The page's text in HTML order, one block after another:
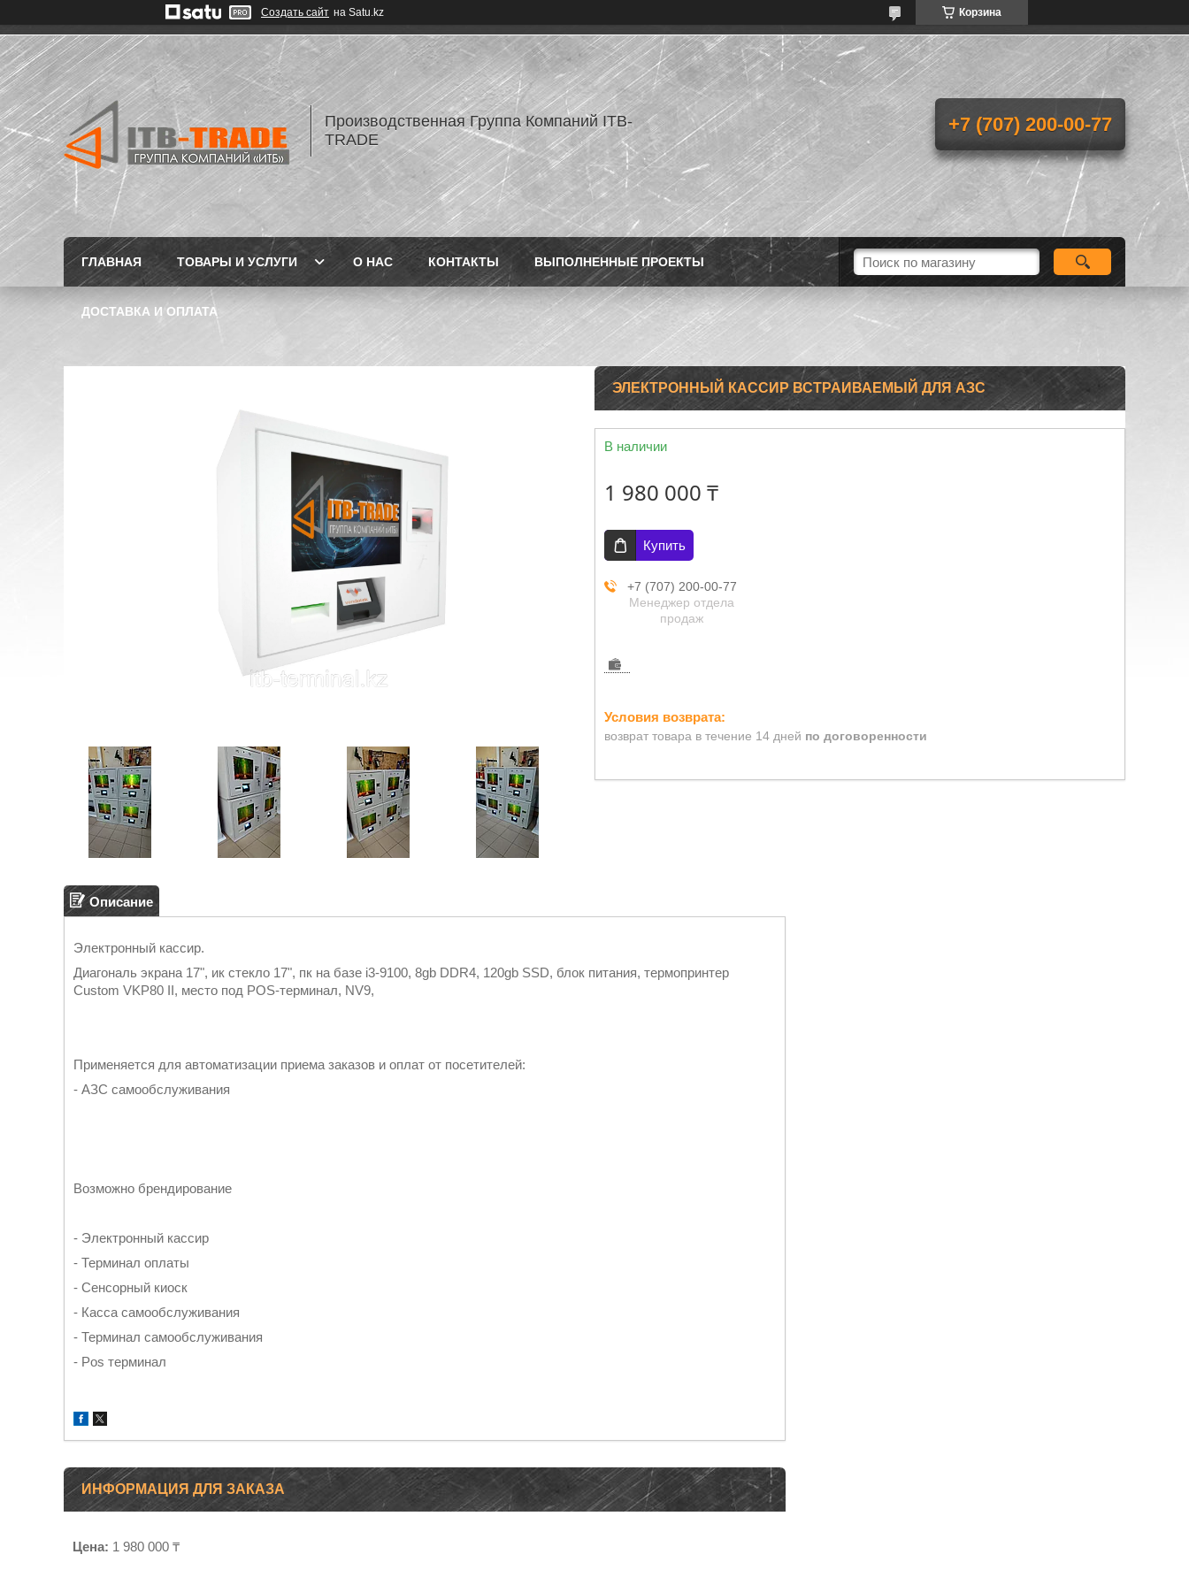
Создать сайт на Satu.kz Корзина
Производственная Группа Компаний ITB-
TRADE
+7 (707) 200-00-77
ГЛАВНАЯ ТОВАРЫ И УСЛУГИ О НАС КОНТАКТЫ ВЫПОЛНЕННЫЕ ПРОЕКТЫ
ДОСТАВКА И ОПЛАТА
ЭЛЕКТРОННЫЙ КАССИР ВСТРАИВАЕМЫЙ ДЛЯ АЗС
В наличии
1 980 000 ₸
Купить
+7 (707) 200-00-77
Менеджер отдела
продаж
возврат товара в течение 14 дней по договоренности
Описание
Электронный кассир.
Диагональ экрана 17", ик стекло 17", пк на базе i3-9100, 8gb DDR4, 120gb SSD, блок питания, термопринтер
Custom VKP80 II, место под POS-терминал, NV9,
Применяется для автоматизации приема заказов и оплат от посетителей:
- АЗС самообслуживания
Возможно брендирование
- Электронный кассир
- Терминал оплаты
- Сенсорный киоск
- Касса самообслуживания
- Терминал самообслуживания
- Pos терминал
ИНФОРМАЦИЯ ДЛЯ ЗАКАЗА
Цена: 1 980 000 ₸